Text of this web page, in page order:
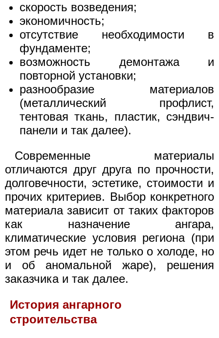
скорость возведения;
экономичность;
отсутствие необходимости в
фундаменте;
возможность демонтажа и
повторной установки;
разнообразие материалов
(металлический профлист,
тентовая ткань, пластик, сэндвич-
панели и так далее).
Современные материалы
отличаются друг друга по прочности,
долговечности, эстетике, стоимости и
прочих критериев. Выбор конкретного
материала зависит от таких факторов
как назначение ангара,
климатические условия региона (при
этом речь идет не только о холоде, но
и об аномальной жаре), решения
заказчика и так далее.
История ангарного
строительства